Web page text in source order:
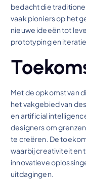
bedacht die
vaak pioniers op het
nieuwe ideeën tot
prototyping en
Met de opkomst van
het vakgebied van
en artificial
designers om
te creëren. De
waarbij creativiteit en
innovatieve
uitdagingen.